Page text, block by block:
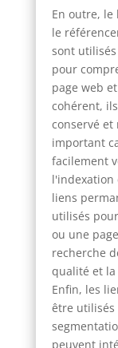
En outre,
le
sont
pour
page web
cohérent,
conservé et
important
facilement
l'indexation
liens
utilisés
ou une
recherche
qualité et
Enfin, les
être utilisés
peuvent